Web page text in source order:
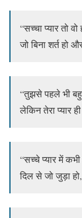
“सच्चा प्यार तो वो
जो बिना शर्त हो
“तुझसे पहले भी
लेकिन तेरा प्यार
“सच्चे प्यार में
दिल से जो जुड़ा